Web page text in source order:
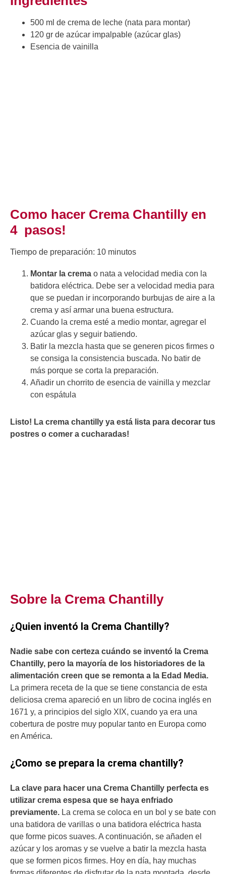
500 ml de crema de leche (nata para montar)
120 gr de azúcar impalpable (azúcar glas)
Esencia de vainilla
Como hacer Crema Chantilly en
4 pasos!
Tiempo de preparación: 10 minutos
Montar la crema o nata a velocidad media con la
batidora eléctrica. Debe ser a velocidad media para
que se puedan ir incorporando burbujas de aire a la
crema y así armar una buena estructura.
Cuando la crema esté a medio montar, agregar el
azúcar glas y seguir batiendo.
Batir la mezcla hasta que se generen picos firmes o
se consiga la consistencia buscada. No batir de
más porque se corta la preparación.
Añadir un chorrito de esencia de vainilla y mezclar
con espátula
Listo! La crema chantilly ya está lista para decorar tus
postres o comer a cucharadas!
Sobre la Crema Chantilly
¿Quien inventó la Crema Chantilly?
Nadie sabe con certeza cuándo se inventó la Crema
Chantilly, pero la mayoría de los historiadores de la
alimentación creen que se remonta a la Edad Media.
La primera receta de la que se tiene constancia de esta
deliciosa crema apareció en un libro de cocina inglés en
1671 y, a principios del siglo XIX, cuando ya era una
cobertura de postre muy popular tanto en Europa como
en América.
¿Como se prepara la crema chantilly?
La clave para hacer una Crema Chantilly perfecta es
utilizar crema espesa que se haya enfriado
previamente. La crema se coloca en un bol y se bate con
una batidora de varillas o una batidora eléctrica hasta
que forme picos suaves. A continuación, se añaden el
azúcar y los aromas y se vuelve a batir la mezcla hasta
que se formen picos firmes. Hoy en día, hay muchas